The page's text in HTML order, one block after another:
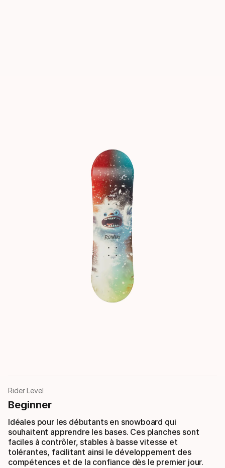
Rider Level
Beginner
Idéales pour les débutants en snowboard qui
souhaitent apprendre les bases. Ces planches sont
faciles à contrôler, stables à basse vitesse et
tolérantes, facilitant ainsi le développement des
compétences et de la confiance dès le premier jour.